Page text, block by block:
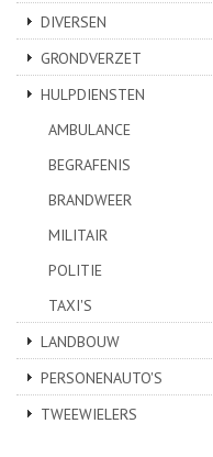
DIVERSEN
GRONDVERZET
HULPDIENSTEN
AMBULANCE
BEGRAFENIS
BRANDWEER
MILITAIR
POLITIE
TAXI'S
LANDBOUW
PERSONENAUTO'S
TWEEWIELERS